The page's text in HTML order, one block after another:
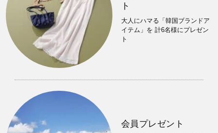
ト
大人にハマる「韓国ブランドア
イテム」を 計6名様にプレゼン
ト
会員プレゼント